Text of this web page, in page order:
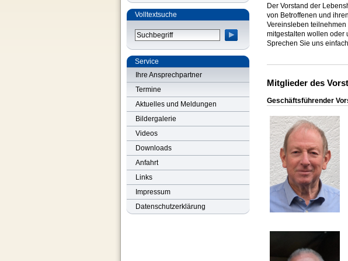
Volltextsuche
Service
Ihre Ansprechpartner
Termine
Aktuelles und Meldungen
Bildergalerie
Videos
Downloads
Anfahrt
Links
Impressum
Datenschutzerklärung
Der Vorstand der
von Betroffenen und
Vereinsleben
mitgestalten wollen oder
Sprechen Sie uns
Mitglieder des
Geschäftsführender